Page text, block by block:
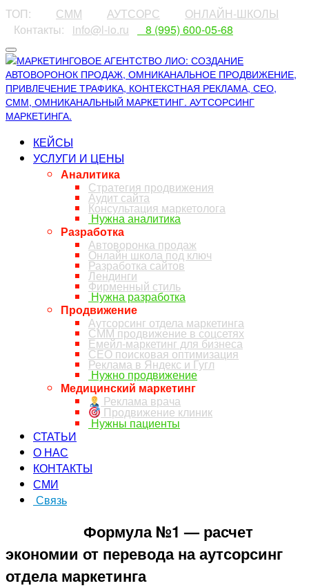
ТОП: СММ АУТСОРС
ОНЛАЙН-ШКОЛЫ
⠀Контакты:⠀ info@l-io.ru ⠀8 (995) 600-05-68
КЕЙСЫ
УСЛУГИ И ЦЕНЫ
Аналитика
Стратегия продвижения
Аудит сайта
Консультация маркетолога
Нужна аналитика
Разработка
Автоворонка продаж
Онлайн школа под ключ
Разработка сайтов
Лендинги
Фирменный стиль
Нужна разработка
Продвижение
Аутсорсинг отдела маркетинга
СММ продвижение в соцсетях
Емейл-маркетинг для бизнеса
СЕО поисковая оптимизация
Реклама в Яндекс и Гугл
Нужно продвижение
Медицинский маркетинг
Реклама врача
Продвижение клиник
Нужны пациенты
СТАТЬИ
О НАС
КОНТАКТЫ
СМИ
Связь
Формула №1 — расчет
экономии от перевода на аутсорсинг
отдела маркетинга